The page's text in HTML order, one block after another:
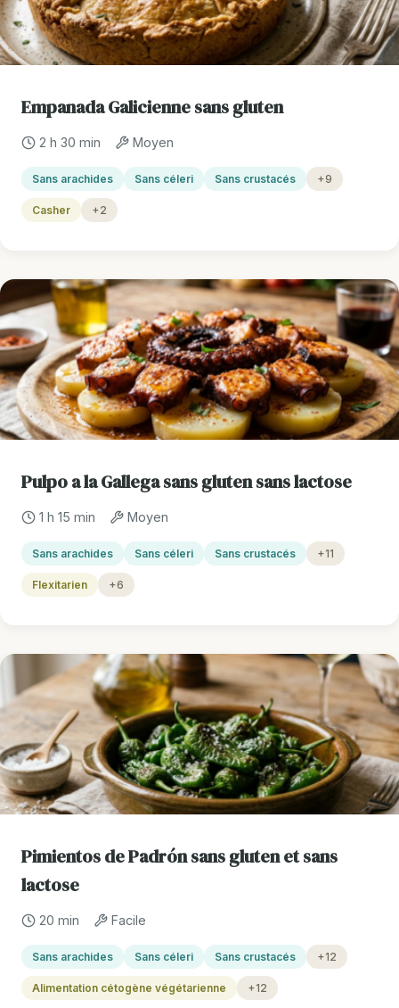
Empanada Galicienne sans gluten
2 h 30 min Moyen
Sans arachides Sans céleri Sans crustacés +9
Casher +2
Pulpo a la Gallega sans gluten sans lactose
1 h 15 min Moyen
Sans arachides Sans céleri Sans crustacés +11
Flexitarien +6
Pimientos de Padrón sans gluten et sans
lactose
20 min Facile
Sans arachides Sans céleri Sans crustacés +12
Alimentation cétogène végétarienne +12